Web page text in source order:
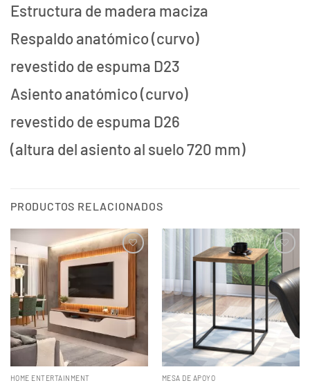
Estructura de madera maciza
Respaldo anatómico (curvo)
revestido de espuma D23
Asiento anatómico (curvo)
revestido de espuma D26
(altura del asiento al suelo 720 mm)
PRODUCTOS RELACIONADOS
HOME ENTERTAINMENT MESA DE APOYO